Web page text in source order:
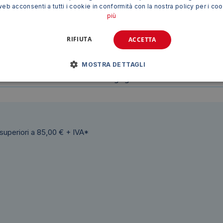
una soluzione pratica, efficiente e duratura per la
un accessorio indispensabile per chiunque debba
Dispenser per nastri 9-12mm
a 85,00 € + IVA*
acconsenti a tutti i cookie in conformità con la nostra policy per i
più
ACCETTA
RIFIUTA
MOSTRA DETTAGLI